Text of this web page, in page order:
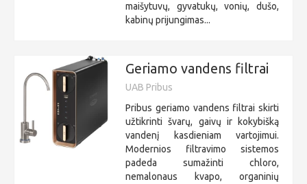
maišytuvų, gyvatukų, vonių, dušo,
kabinų prijungimas...
Geriamo vandens filtrai
UAB Pribus
Pribus geriamo vandens filtrai skirti
užtikrinti švarų, gaivų ir kokybišką
vandenį kasdieniam vartojimui.
Modernios filtravimo sistemos
padeda sumažinti chloro,
nemalonaus kvapo, organinių